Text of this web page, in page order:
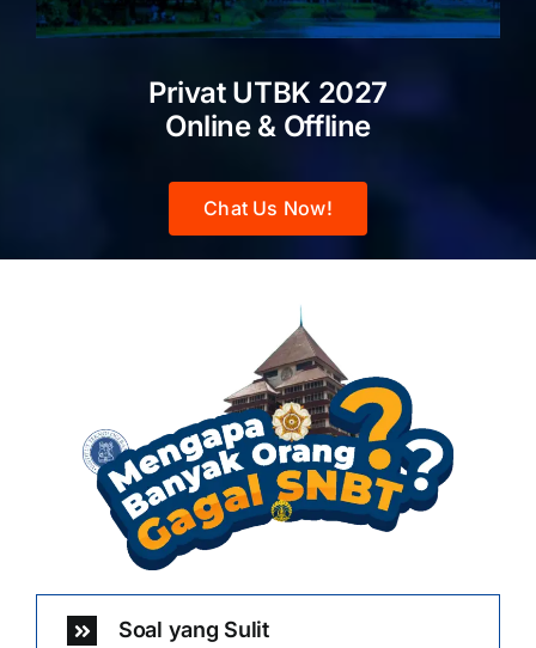
Privat UTBK 2027
Online & Offline
Chat Us Now!
Soal yang Sulit